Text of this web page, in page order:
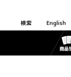
検索 English